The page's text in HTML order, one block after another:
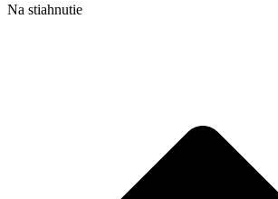
Na stiahnutie